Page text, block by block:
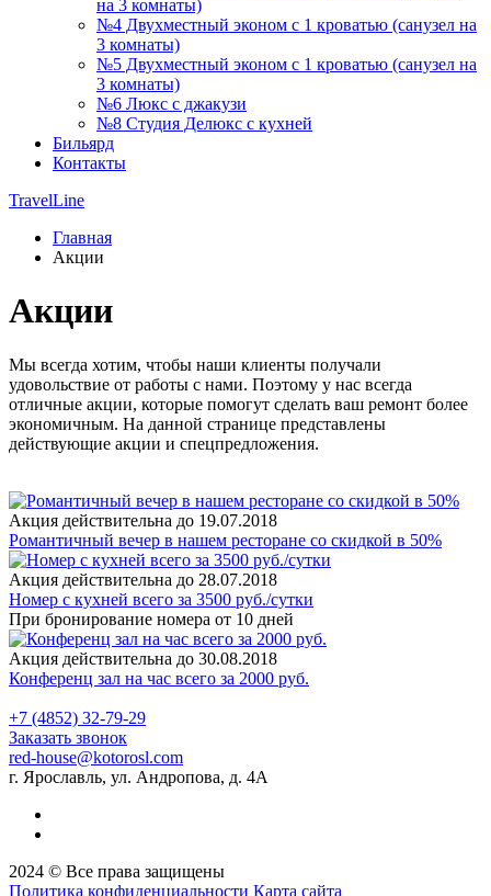
на 3 комнаты)
№4 Двухместный эконом с 1 кроватью (санузел на
3 комнаты)
№5 Двухместный эконом с 1 кроватью (санузел на
3 комнаты)
№6 Люкс с джакузи
№8 Студия Делюкс с кухней
Бильярд
Контакты
TravelLine
Главная
Акции
Акции
Мы всегда хотим, чтобы наши клиенты получали
удовольствие от работы с нами. Поэтому у нас всегда
отличные акции, которые помогут сделать ваш ремонт более
экономичным. На данной странице представлены
действующие акции и спецпредложения.
Акция действительна до 19.07.2018
Романтичный вечер в нашем ресторане со скидкой в 50%
Акция действительна до 28.07.2018
Номер с кухней всего за 3500 руб./сутки
При бронирование номера от 10 дней
Акция действительна до 30.08.2018
Конференц зал на час всего за 2000 руб.
+7 (4852) 32-79-29
Заказать звонок
red-house@kotorosl.com
г. Ярославль, ул. Андропова, д. 4А
2024 © Все права защищены
Политика конфиденциальности Карта сайта